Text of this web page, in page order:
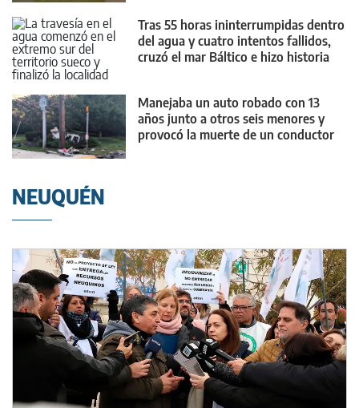
Tras 55 horas ininterrumpidas dentro
del agua y cuatro intentos fallidos,
cruzó el mar Báltico e hizo historia
Manejaba un auto robado con 13
años junto a otros seis menores y
provocó la muerte de un conductor
NEUQUÉN